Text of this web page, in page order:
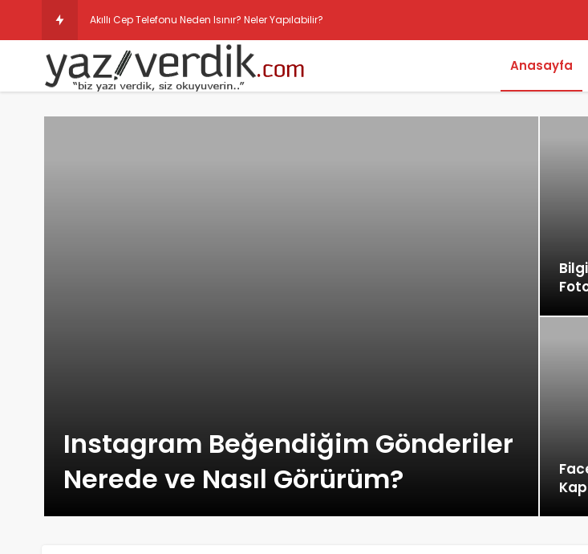
Akıllı Cep Telefonu Neden Isınır? Neler Yapılabilir?
Whatsapp Video Gönderme Süresini Uzatma Hakkında Anasayfa
Instagram Beğendiğim Gönderiler
Nerede ve Nasıl Görürüm?